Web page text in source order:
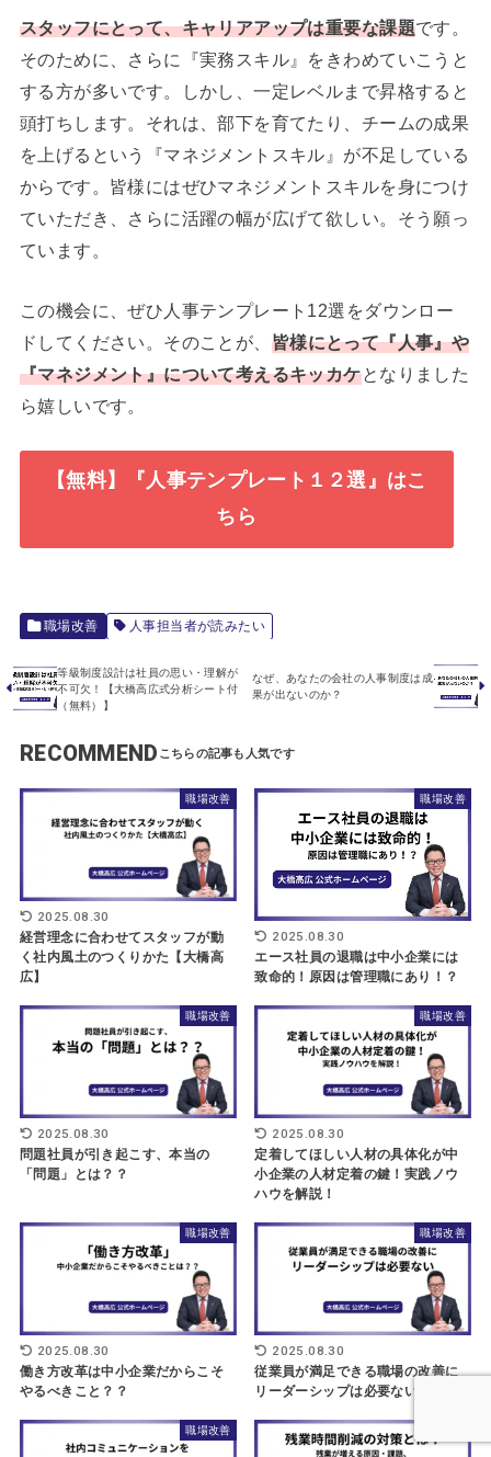
スタッフにとって、キャリアアップは重要な課題です。
そのために、さらに『実務スキル』をきわめていこうと
する方が多いです。しかし、一定レベルまで昇格すると
頭打ちします。それは、部下を育てたり、チームの成果
を上げるという『マネジメントスキル』が不足している
からです。皆様にはぜひマネジメントスキルを身につけ
ていただき、さらに活躍の幅が広げて欲しい。そう願っ
ています。
この機会に、ぜひ人事テンプレート12選をダウンロー
ドしてください。そのことが、 皆様にとって『人事』や
『マネジメント』について考えるキッカケとなりました
ら嬉しいです。
【無料】『人事テンプレート１２選』はこ
ちら
職場改善 人事担当者が読みたい
等級制度設計は社員の思い・理解が
不可欠！【大橋高広式分析シート付
（無料）】
なぜ、あなたの会社の人事制度は成
果が出ないのか？
RECOMMEND
職場改善
2025.08.30
経営理念に合わせてスタッフが動
く社内風土のつくりかた【大橋高
広】
職場改善
2025.08.30
エース社員の退職は中小企業には
致命的！原因は管理職にあり！？
職場改善
2025.08.30
問題社員が引き起こす、本当の
「問題」とは？？
職場改善
2025.08.30
定着してほしい人材の具体化が中
小企業の人材定着の鍵！実践ノウ
ハウを解説！
職場改善
2025.08.30
働き方改革は中小企業だからこそ
やるべきこと？？
職場改善
2025.08.30
従業員が満足できる職場の改善に
リーダーシップは必要ない
職場改善